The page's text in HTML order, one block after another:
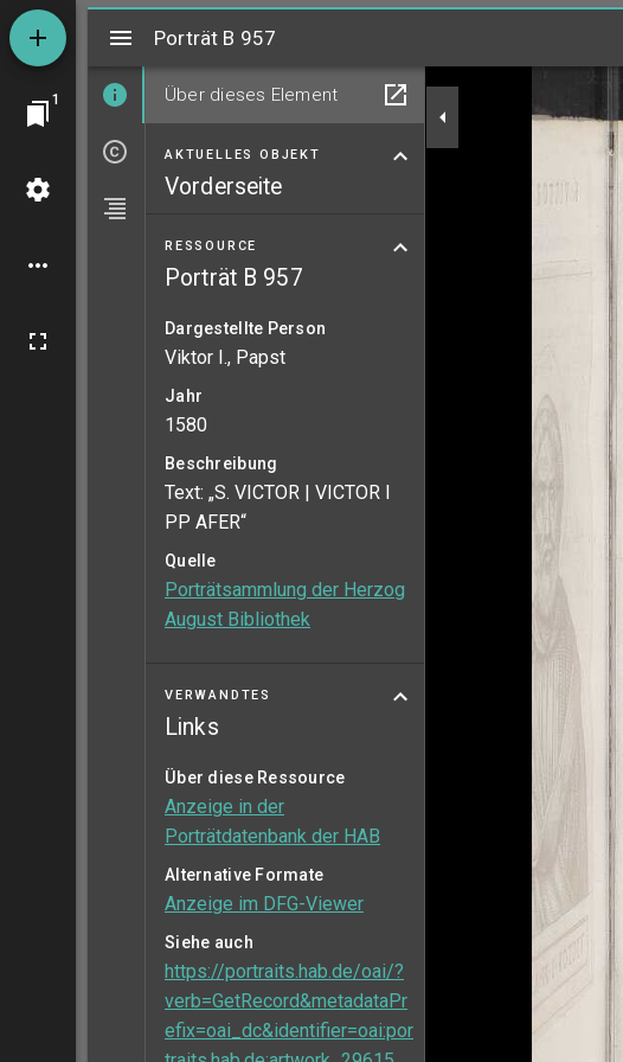
1
Mirador
Porträt B 957
Über dieses Element
AKTUELLES OBJEKT
Vorderseite
RESSOURCE
Porträt B 957
Dargestellte Person
Viktor I., Papst
Jahr
1580
Beschreibung
Text: „S. VICTOR | VICTOR I
PP AFER“
Quelle
Porträtsammlung der Herzog
August Bibliothek
VERWANDTES
Links
Über diese Ressource
Anzeige in der
Porträtdatenbank der HAB
Alternative Formate
Anzeige im DFG-Viewer
Siehe auch
https://portraits.hab.de/oai/?
verb=GetRecord&metadataPr
efix=oai_dc&identifier=oai:por
Porträt B 957